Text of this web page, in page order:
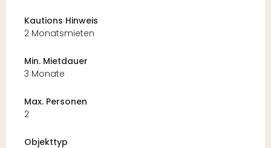
Kautions Hinweis
2 Monatsmieten
Min. Mietdauer
3 Monate
Max. Personen
2
Objekttyp